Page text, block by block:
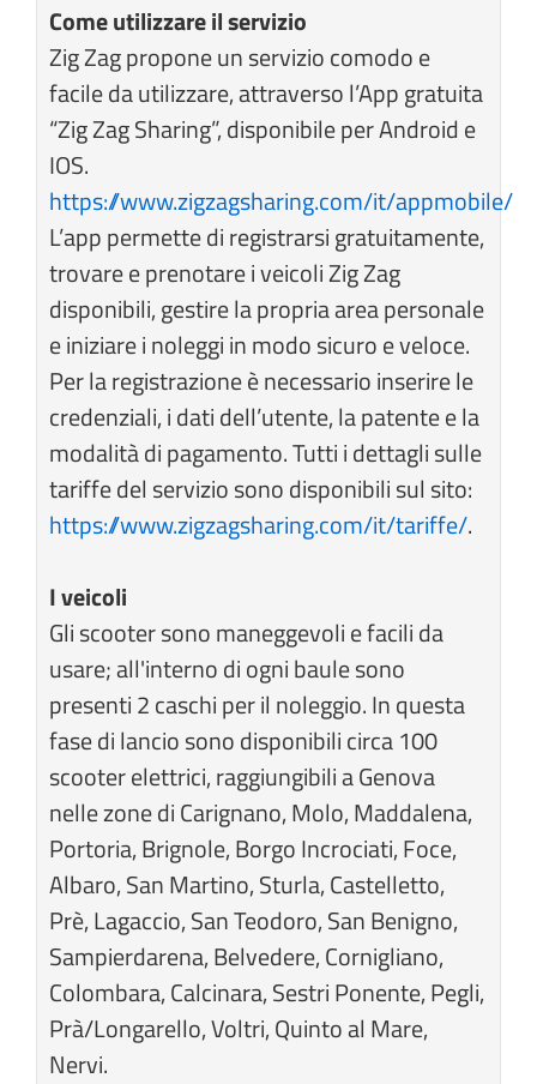
Come utilizzare il servizio
Zig Zag propone un servizio comodo e
facile da utilizzare, attraverso l’App gratuita
“Zig Zag Sharing”, disponibile per Android e
IOS.
https://www.zigzagsharing.com/it/appmobile/
L’app permette di registrarsi gratuitamente,
trovare e prenotare i veicoli Zig Zag
disponibili, gestire la propria area personale
e iniziare i noleggi in modo sicuro e veloce.
Per la registrazione è necessario inserire le
credenziali, i dati dell’utente, la patente e la
modalità di pagamento. Tutti i dettagli sulle
tariffe del servizio sono disponibili sul sito:
https://www.zigzagsharing.com/it/tariffe/.
I veicoli
Gli scooter sono maneggevoli e facili da
usare; all'interno di ogni baule sono
presenti 2 caschi per il noleggio. In questa
fase di lancio sono disponibili circa 100
scooter elettrici, raggiungibili a Genova
nelle zone di Carignano, Molo, Maddalena,
Portoria, Brignole, Borgo Incrociati, Foce,
Albaro, San Martino, Sturla, Castelletto,
Prè, Lagaccio, San Teodoro, San Benigno,
Sampierdarena, Belvedere, Cornigliano,
Colombara, Calcinara, Sestri Ponente, Pegli,
Prà/Longarello, Voltri, Quinto al Mare,
Nervi.